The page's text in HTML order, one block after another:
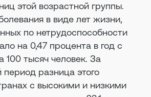
этой возрастной группы.
в виде лет жизни,
по нетрудоспособности
на 0,47 процента в год с
100 тысяч человек. За
разница этого
с высокими и низкими